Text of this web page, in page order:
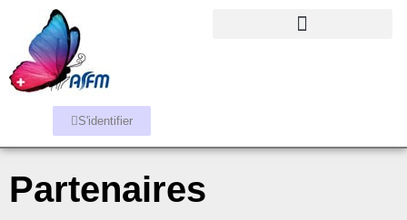
S'identifier
Partenaires